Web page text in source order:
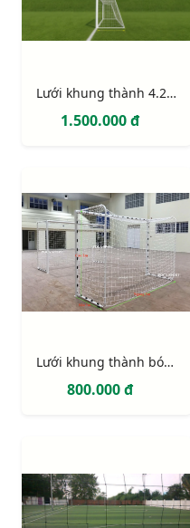
Lưới khung thành 4.2m x 2.2m x 1m x 1.2m
1.500.000 đ
Lưới khung thành bóng đá 5 người (gôn mini sân cỏ nhân tạo)
800.000 đ